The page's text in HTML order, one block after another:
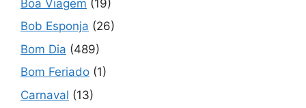
Boa Viagem (19)
Bob Esponja (26)
Bom Dia (489)
Bom Feriado (1)
Carnaval (13)